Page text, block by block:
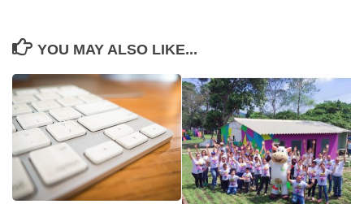
YOU MAY ALSO LIKE...